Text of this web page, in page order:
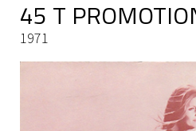
45 T
1971